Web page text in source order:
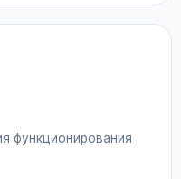
функционирования